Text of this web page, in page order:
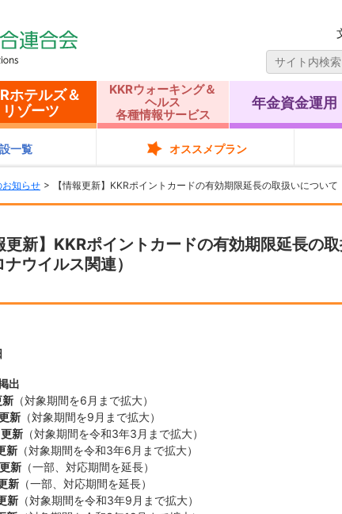
ホテルズ＆
リゾーツ
KKRウォーキング＆
ヘルス
各種情報サービス
年金資金運用
一覧 オススメプラン
お知らせ 【情報更新】KKRポイントカードの有効期限延長の取扱いについて
更新】KKRポイントカードの有効期限延長の
ウイルス関連）
出
新 （対象期間を6月まで拡大）
新 （対象期間を9月まで拡大）
新 （対象期間を令和3年3月まで拡大）
新 （対象期間を令和3年6月まで拡大）
新 （一部、対応期間を延長）
新 （一部、対応期間を延長）
新 （対象期間を令和3年9月まで拡大）